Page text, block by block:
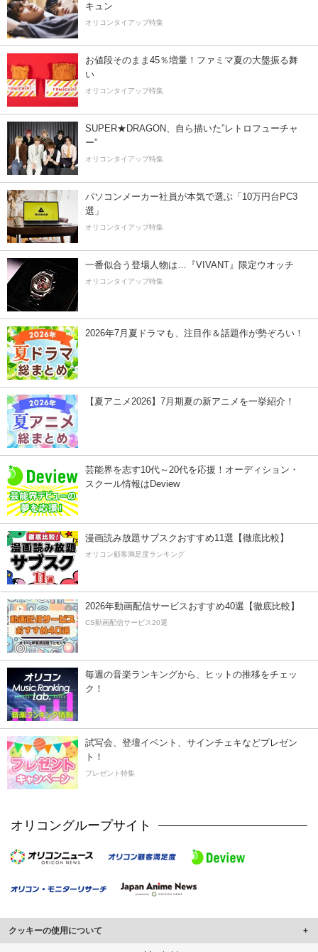
キュン
オリコンタイアップ特集
お値段そのまま45％増量！ファミマ夏の大盤振る舞
い
オリコンタイアップ特集
SUPER★DRAGON、自ら描いた”レトロフューチャ
ー”
オリコンタイアップ特集
パソコンメーカー社員が本気で選ぶ「10万円台PC3
選」
オリコンタイアップ特集
一番似合う登場人物は…『VIVANT』限定ウオッチ
オリコンタイアップ特集
2026年7月夏ドラマも、注目作＆話題作が勢ぞろい！
【夏アニメ2026】7月期夏の新アニメを一挙紹介！
芸能界を志す10代～20代を応援！オーディション・
スクール情報はDeview
漫画読み放題サブスクおすすめ11選【徹底比較】
オリコン顧客満足度ランキング
2026年動画配信サービスおすすめ40選【徹底比較】
CS動画配信サービス20選
毎週の音楽ランキングから、ヒットの推移をチェッ
ク！
試写会、登壇イベント、サインチェキなどプレゼン
ト！
プレゼント特集
オリコングループサイト
クッキーの使用について